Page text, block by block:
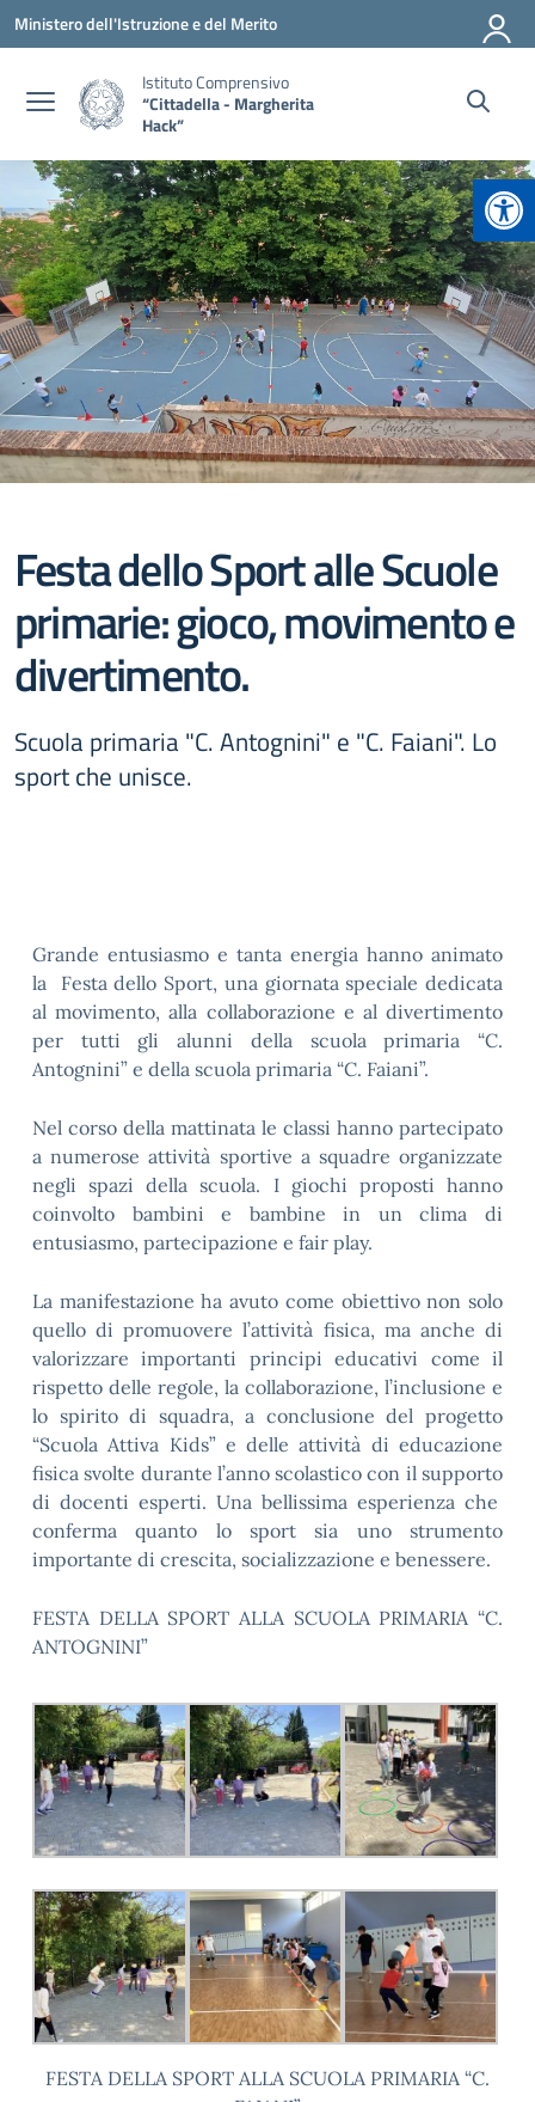
Vai ai contenuti
Vai al menu di navigazione
Vai al footer
Ministero dell'Istruzione e del Merito
Istituto Comprensivo
“Cittadella - Margherita
Hack”
Festa dello Sport alle Scuole
primarie: gioco, movimento e
divertimento.
Scuola primaria "C. Antognini" e "C. Faiani". Lo
sport che unisce.
Grande entusiasmo e tanta energia hanno animato
la Festa dello Sport, una giornata speciale dedicata
al movimento, alla collaborazione e al divertimento
per tutti gli alunni della scuola primaria “C.
Antognini” e della scuola primaria “C. Faiani”.
Nel corso della mattinata le classi hanno partecipato
a numerose attività sportive a squadre organizzate
negli spazi della scuola. I giochi proposti hanno
coinvolto bambini e bambine in un clima di
entusiasmo, partecipazione e fair play.
La manifestazione ha avuto come obiettivo non solo
quello di promuovere l’attività fisica, ma anche di
valorizzare importanti principi educativi come il
rispetto delle regole, la collaborazione, l’inclusione e
lo spirito di squadra, a conclusione del progetto
“Scuola Attiva Kids” e delle attività di educazione
fisica svolte durante l’anno scolastico con il supporto
di docenti esperti. Una bellissima esperienza che
conferma quanto lo sport sia uno strumento
importante di crescita, socializzazione e benessere.
FESTA DELLA SPORT ALLA SCUOLA PRIMARIA “C.
ANTOGNINI”
FESTA DELLA SPORT ALLA SCUOLA PRIMARIA “C.